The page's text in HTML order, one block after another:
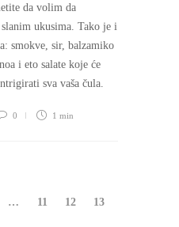
da volim da
ukusima. Tako je i
smokve, sir, balzamiko
i eto salate koje će
sva vaša čula.
0 1 min
… 11 12 13